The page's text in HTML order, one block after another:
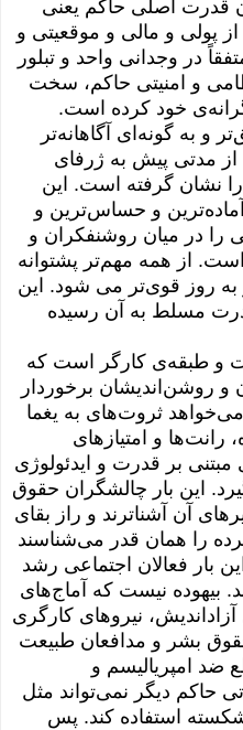
قدرت اصلی حاکم یعنی
پولی و مالی و موقعیتی و
در وجدانی واحد و تبلور
و امنیتی حاکم، سخت
خود کرده است.
و به گونه‌ای آگاهانه‌تر
مدتی پیش به ژرفای
نشان گرفته است. این
آماده‌ترین و حساس‌ترین و
را در میان روشنفکران و
از همه مهم‌تر پشتوانه
به روز قوی‌تر می شود. این
مسلط به آن رسیده
و طبقه‌ی کارگر است که
و روشن‌اندیشان برخوردار
ثروت‌های به یغما
رانت‌ها و امتیازهای
بر قدرت و ایدئولوژی
این بار چالشگران حقوق
آن آشناترند و راز بقای
را همان قدر می‌شناسند
بار فعالان اجتماعی رشد
بیهوده نیست که آماج‌های
نیروهای کارگری
بشر و مدافعان طبیعت
ضد امپریالیسم و
حاکم دیگر نمی‌تواند مثل
استفاده کند. پس